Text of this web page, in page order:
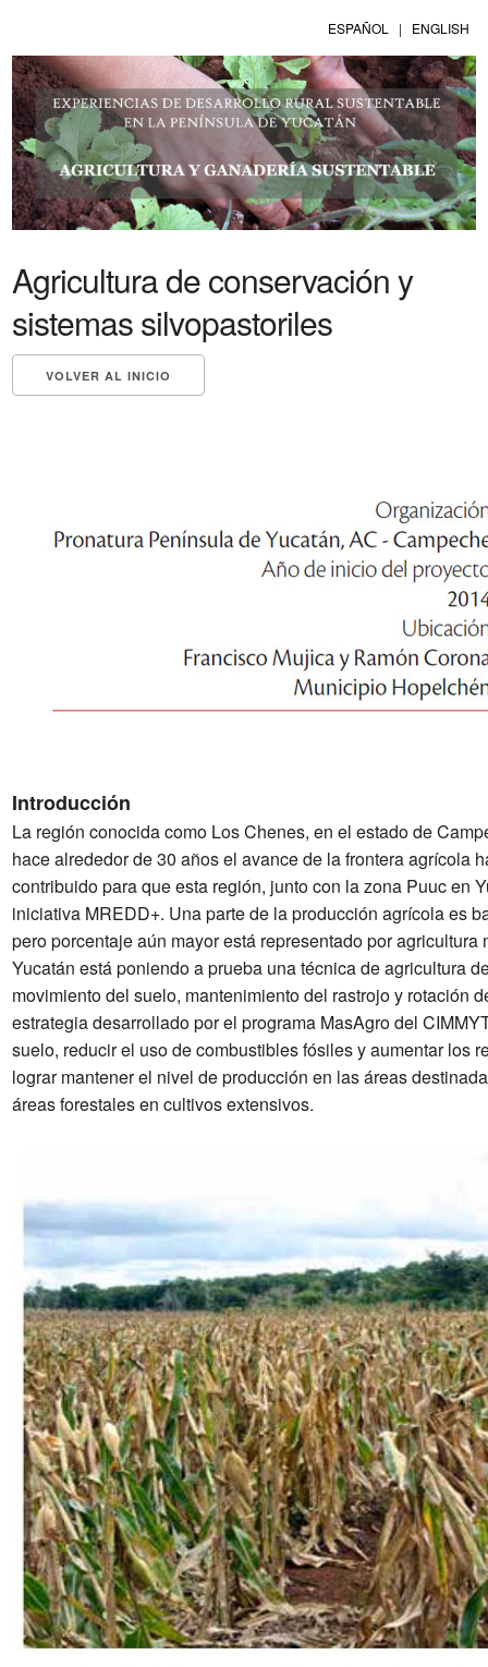
ESPAÑOL | ENGLISH
Agricultura de conservación y
sistemas silvopastoriles
VOLVER AL INICIO
Introducción
La región conocida como Los Chenes, en el estado de
hace alrededor de 30 años el avance de la frontera agrícola
contribuido para que esta región, junto con la zona Puuc en
iniciativa MREDD+. Una parte de la producción agrícola es
pero porcentaje aún mayor está representado por
Yucatán está poniendo a prueba una técnica de agricultura
movimiento del suelo, mantenimiento del rastrojo y rotación
estrategia desarrollado por el programa MasAgro del
suelo, reducir el uso de combustibles fósiles y aumentar los
lograr mantener el nivel de producción en las áreas
áreas forestales en cultivos extensivos.